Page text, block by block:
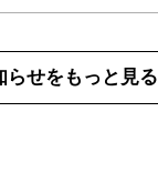
らせをもっと見る